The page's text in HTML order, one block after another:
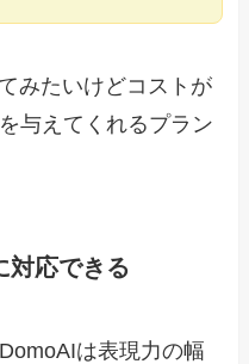
みたいけどコストが
与えてくれるプラン
応できる
は表現力の幅